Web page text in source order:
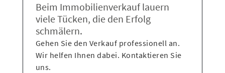
Beim Immobilienverkauf lauern
viele Tücken, die den Erfolg
schmälern.
Gehen Sie den Verkauf professionell an.
Wir helfen Ihnen dabei. Kontaktieren Sie
uns.